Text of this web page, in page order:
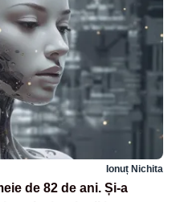
Ionuț Nichita
de 82 de ani. Și-a